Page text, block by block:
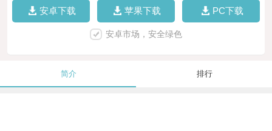
安卓下载 苹果下载 PC下载
安卓市场，安全绿色
简介 排行